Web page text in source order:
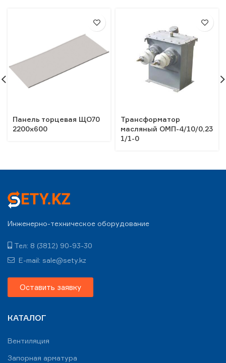
Панель торцевая ЩО70
2200х600
Трансформатор
масляный ОМП-4/10/0,23
1/1-0
Инженерно-техническое оборудование
Тел: 8 (3812) 90-93-30
E-mail: sale@sety.kz
Оставить заявку
КАТАЛОГ
Вентиляция
Запорная арматура